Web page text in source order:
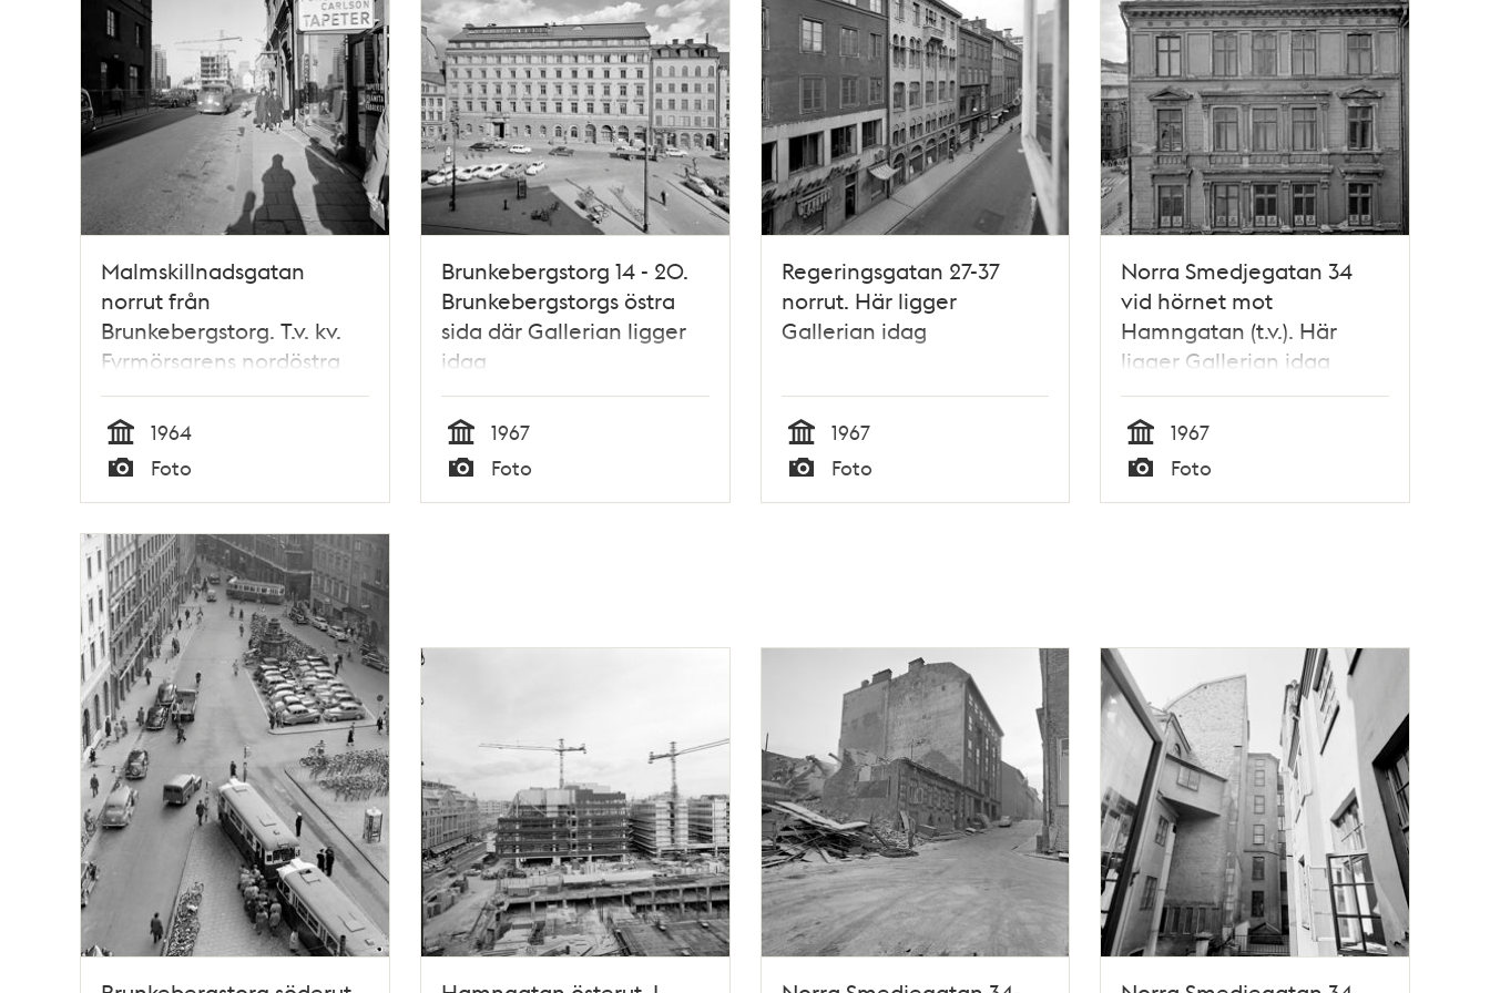
Malmskillnadsgatan
norrut från
Brunkebergstorg. T.v. kv.
Fyrmörsarens nordöstra
hörn, Malmskillnadsgatan
3. T.h. Malmskillnadsgatan
32, platsen för blivande
Gallerian
Tid
1964
Typ
Foto
Brunkebergstorg 14 - 20.
Brunkebergstorgs östra
sida där Gallerian ligger
idag
Tid
1967
Typ
Foto
Regeringsgatan 27-37
norrut. Här ligger
Gallerian idag
Tid
1967
Typ
Foto
Norra Smedjegatan 34
vid hörnet mot
Hamngatan (t.v.). Här
ligger Gallerian idag
Tid
1967
Typ
Foto